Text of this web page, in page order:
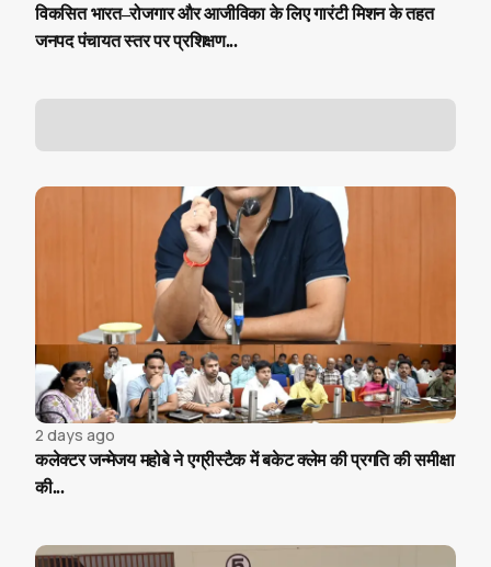
विकसित भारत–रोजगार और आजीविका के लिए गारंटी मिशन के तहत
जनपद पंचायत स्तर पर प्रशिक्षण...
2 days ago
कलेक्टर जन्मेजय महोबे ने एग्रीस्टैक में बकेट क्लेम की प्रगति की समीक्षा
की...